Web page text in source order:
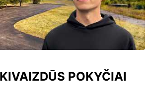
POKYČIAI